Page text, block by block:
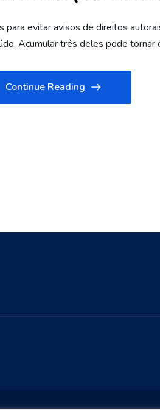
para evitar avisos de direitos
Acumular três deles pode tornar
Continue Reading